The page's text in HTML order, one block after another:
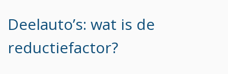
Deelauto’s: wat is de
reductiefactor?